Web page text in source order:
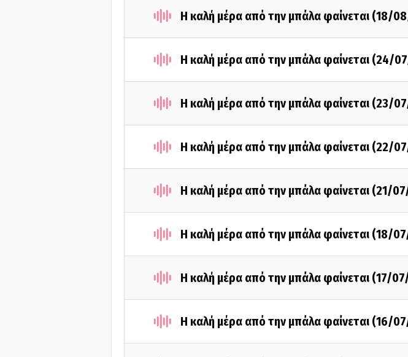
Η καλή μέρα από την μπάλα φαίνεται (18/
Η καλή μέρα από την μπάλα φαίνεται (24/
Η καλή μέρα από την μπάλα φαίνεται (23/
Η καλή μέρα από την μπάλα φαίνεται (22/
Η καλή μέρα από την μπάλα φαίνεται (21/
Η καλή μέρα από την μπάλα φαίνεται (18/
Η καλή μέρα από την μπάλα φαίνεται (17/
Η καλή μέρα από την μπάλα φαίνεται (16/